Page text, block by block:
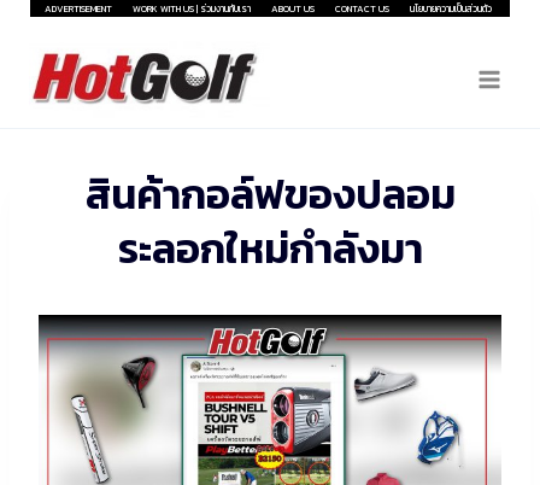
Skip
content
ADVERTISEMENT WORK WITH US | ร่วมงานกับเรา ABOUT US CONTACT US นโยบายความเป็นส่วนตัว
สินค้ากอล์ฟของปลอม
ระลอกใหม่กำลังมา